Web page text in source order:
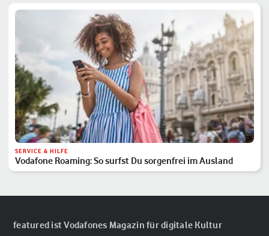
SERVICE & HILFE
Vodafone Roaming: So surfst Du sorgenfrei im Ausland
featured ist Vodafones Magazin für digitale Kultur